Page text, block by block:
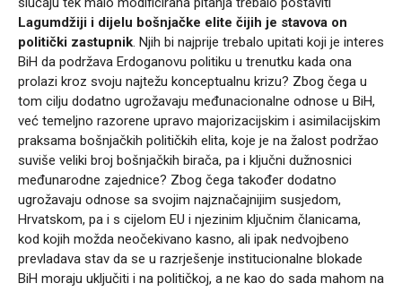
Lagumdžiji i dijelu bošnjačke elite čijih je stavova on
politički zastupnik . Njih bi najprije trebalo upitati koji je interes
BiH da podržava Erdoganovu politiku u trenutku kada ona
prolazi kroz svoju najtežu konceptualnu krizu? Zbog čega u
tom cilju dodatno ugrožavaju međunacionalne odnose u BiH,
već temeljno razorene upravo majorizacijskim i asimilacijskim
praksama bošnjačkih političkih elita, koje je na žalost podržao
suviše veliki broj bošnjačkih birača, pa i ključni dužnosnici
međunarodne zajednice? Zbog čega također dodatno
ugrožavaju odnose sa svojim najznačajnijim susjedom,
Hrvatskom, pa i s cijelom EU i njezinim ključnim članicama,
kod kojih možda neočekivano kasno, ali ipak nedvojbeno
prevladava stav da se u razrješenje institucionalne blokade
BiH moraju uključiti i na političkoj, a ne kao do sada mahom na